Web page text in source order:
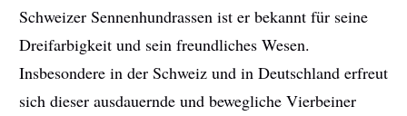
Schweizer Sennenhundrassen ist er bekannt für seine
Dreifarbigkeit und sein freundliches Wesen.
Insbesondere in der Schweiz und in Deutschland erfreut
sich dieser ausdauernde und bewegliche Vierbeiner